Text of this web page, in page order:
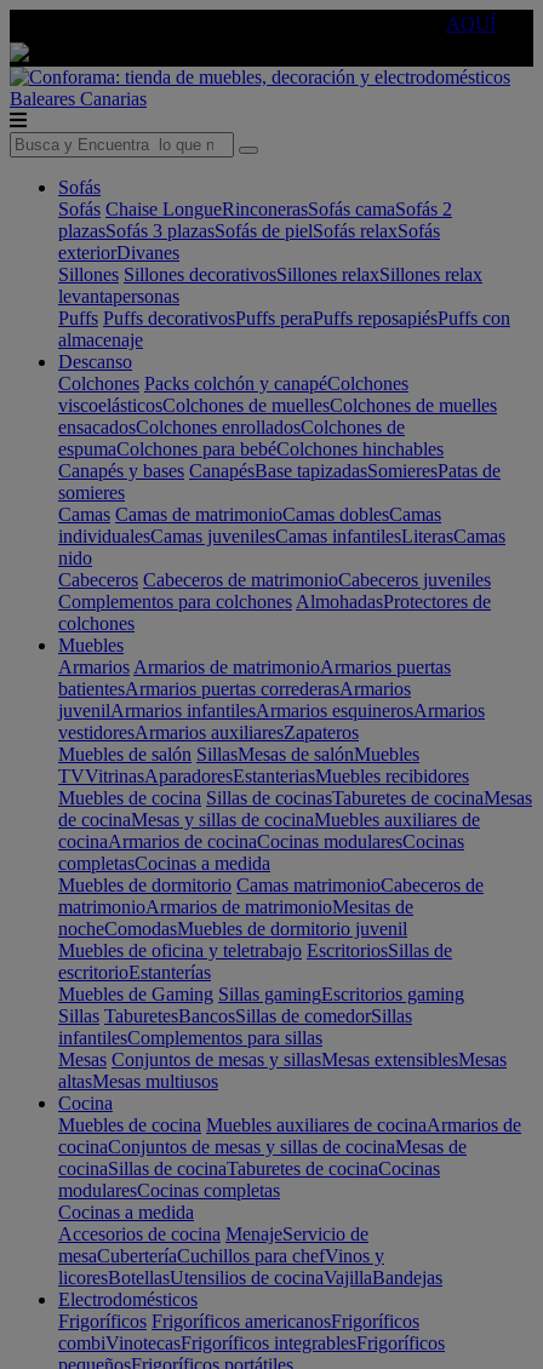
AQUÍ
Baleares Canarias
Sofás
Sofás Chaise LongueRinconerasSofás camaSofás 2
plazasSofás 3 plazasSofás de pielSofás relaxSofás
exteriorDivanes
Sillones Sillones decorativosSillones relaxSillones relax
levantapersonas
Puffs Puffs decorativosPuffs peraPuffs reposapiésPuffs con
almacenaje
Descanso
Colchones Packs colchón y canapéColchones
viscoelásticosColchones de muellesColchones de muelles
ensacadosColchones enrolladosColchones de
espumaColchones para bebéColchones hinchables
Canapés y bases CanapésBase tapizadasSomieresPatas de
somieres
Camas Camas de matrimonioCamas doblesCamas
individualesCamas juvenilesCamas infantilesLiterasCamas
nido
Cabeceros Cabeceros de matrimonioCabeceros juveniles
Complementos para colchones AlmohadasProtectores de
colchones
Muebles
Armarios Armarios de matrimonioArmarios puertas
batientesArmarios puertas correderasArmarios
juvenilArmarios infantilesArmarios esquinerosArmarios
vestidoresArmarios auxiliaresZapateros
Muebles de salón SillasMesas de salónMuebles
TVVitrinasAparadoresEstanteriasMuebles recibidores
Muebles de cocina Sillas de cocinasTaburetes de cocinaMesas
de cocinaMesas y sillas de cocinaMuebles auxiliares de
cocinaArmarios de cocinaCocinas modularesCocinas
completasCocinas a medida
Muebles de dormitorio Camas matrimonioCabeceros de
matrimonioArmarios de matrimonioMesitas de
nocheComodasMuebles de dormitorio juvenil
Muebles de oficina y teletrabajo EscritoriosSillas de
escritorioEstanterías
Muebles de Gaming Sillas gamingEscritorios gaming
Sillas TaburetesBancosSillas de comedorSillas
infantilesComplementos para sillas
Mesas Conjuntos de mesas y sillasMesas extensiblesMesas
altasMesas multiusos
Cocina
Muebles de cocina Muebles auxiliares de cocinaArmarios de
cocinaConjuntos de mesas y sillas de cocinaMesas de
cocinaSillas de cocinaTaburetes de cocinaCocinas
modularesCocinas completas
Cocinas a medida
Accesorios de cocina MenajeServicio de
mesaCuberteríaCuchillos para chefVinos y
licoresBotellasUtensilios de cocinaVajillaBandejas
Electrodomésticos
Frigoríficos Frigoríficos americanosFrigoríficos
combiVinotecasFrigoríficos integrablesFrigoríficos
pequeñosFrigoríficos portátiles